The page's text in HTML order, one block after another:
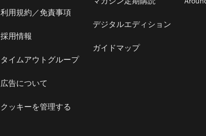
利用規約／免責事項
採用情報
タイムアウトグループ
広告について
クッキーを管理する
マガジン定期購読
デジタルエディション
ガイドマップ